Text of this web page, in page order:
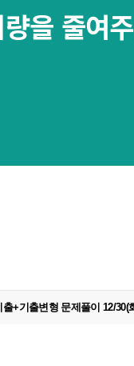
을 줄여
+기출변형 문제풀이 12/30(